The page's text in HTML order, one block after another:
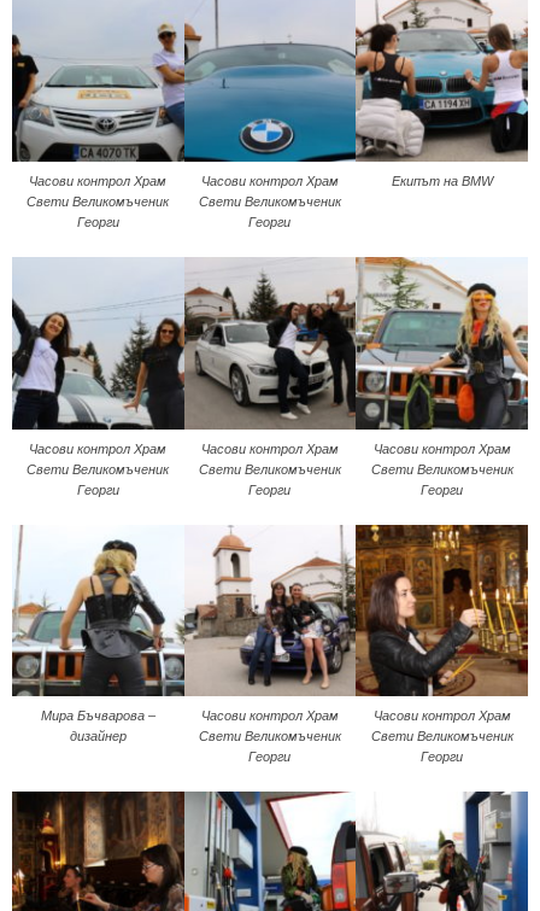
Часови контрол Храм
Свети Великомъченик
Георги
Часови контрол Храм
Свети Великомъченик
Георги
Екипът на BMW
Часови контрол Храм
Свети Великомъченик
Георги
Часови контрол Храм
Свети Великомъченик
Георги
Часови контрол Храм
Свети Великомъченик
Георги
Мира Бъчварова –
дизайнер
Часови контрол Храм
Свети Великомъченик
Георги
Часови контрол Храм
Свети Великомъченик
Георги